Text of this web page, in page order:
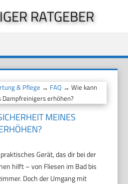
RATGEBER
& Pflege → FAQ → Wie kann
erhöhen?
MEINES
Gerät, das dir bei der
hilft – von Fliesen im Bad bis
Doch der Umgang mit